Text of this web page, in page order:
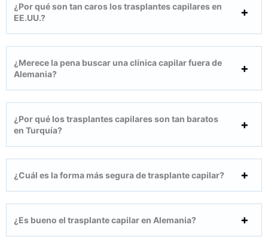
¿Por qué son tan caros los trasplantes capilares en
EE.UU.?
¿Merece la pena buscar una clínica capilar fuera de
Alemania?
¿Por qué los trasplantes capilares son tan baratos
en Turquía?
¿Cuál es la forma más segura de trasplante capilar?
¿Es bueno el trasplante capilar en Alemania?